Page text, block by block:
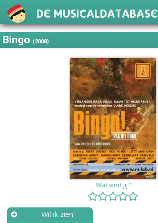
De Musicaldatabase
Bingo(2008)
Wat vind jij?
Wil ik zien